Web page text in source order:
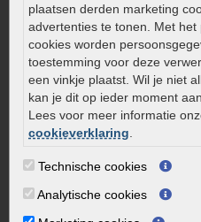
plaatsen derden marketing
advertenties te tonen. Met
cookies worden
toestemming voor deze
een vinkje plaatst. Wil je niet
kan je dit op ieder moment
Lees voor meer informatie
cookieverklaring
Technische cookies
Analytische cookies
0320 – 219170
Kaapstanderweg 41
8243 RB Lelystad
info@onlinetuinwarenhuis.nl
Routebeschrijving
Openingstijden
Maandag
Dinsdag